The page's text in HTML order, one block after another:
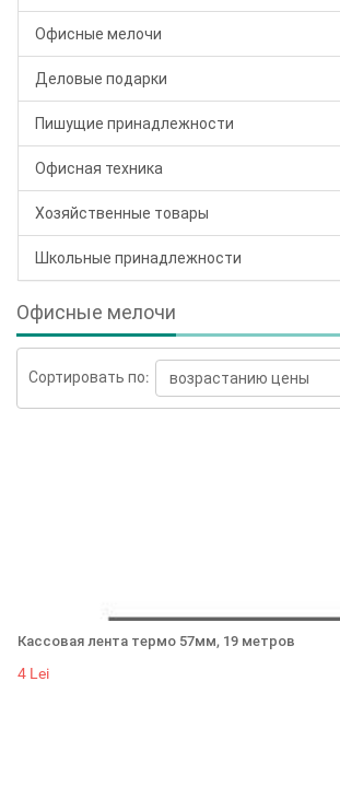
Офисные мелочи
Деловые подарки
Пишущие принадлежности
Офисная техника
Хозяйственные товары
Школьные принадлежности
Офисные мелочи
Сортировать по: возрастанию цены
Кассовая лента термо 57мм, 19 метров
4 Lei